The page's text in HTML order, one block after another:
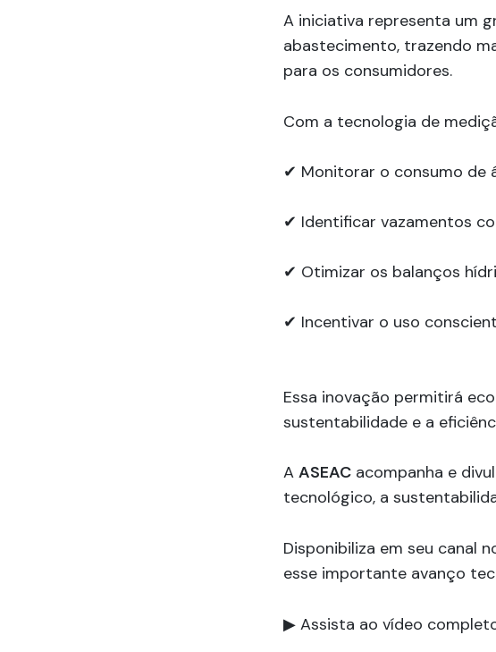
A iniciativa representa um
abastecimento, trazendo
para os consumidores.
Com a tecnologia de
✔ Monitorar o consumo de
✔ Identificar vazamentos
✔ Otimizar os balanços
✔ Incentivar o uso
Essa inovação permitirá
sustentabilidade e a
A ASEAC acompanha e
tecnológico, a
Disponibiliza em seu canal
esse importante avanço
▶ Assista ao vídeo